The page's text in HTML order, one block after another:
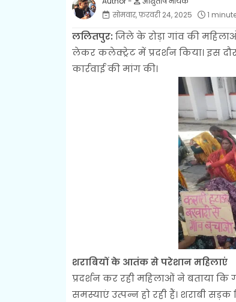
सोमवार, फ़रवरी 24, 2025
1
ललितपुर: जिले के रोड़ा गांव की
लेकर कलेक्ट्रेट में प्रदर्शन किया। इस
कार्रवाई की मांग की।
शराबियों के आतंक से परेशान महिलाएं
प्रदर्शन कर रही महिलाओं ने बताया
समस्याएं उत्पन्न हो रही हैं। शराबी